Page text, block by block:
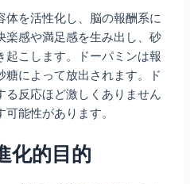
体を活性化し、脳の報酬系に
楽感や満足感を生み出し、砂
起こします。ドーパミンは報
によって放出されます。ド
る反応ほど激しくありません
能性があります。
化的目的